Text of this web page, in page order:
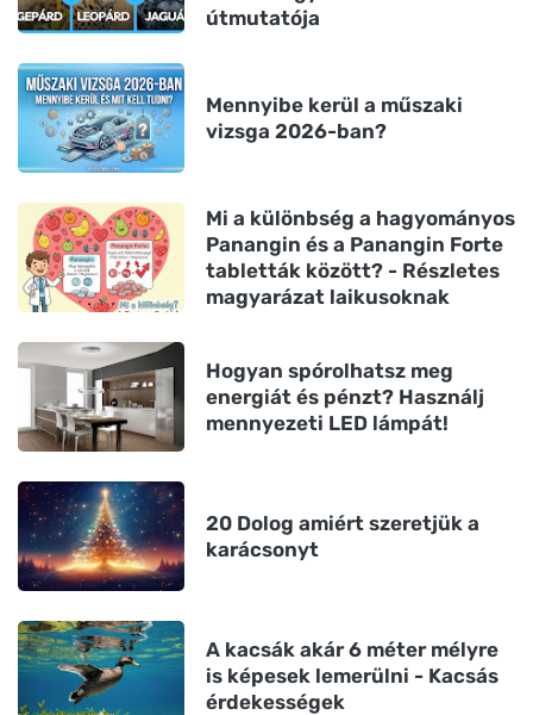
útmutatója
Mennyibe kerül a műszaki
vizsga 2026-ban?
Mi a különbség a hagyományos
Panangin és a Panangin Forte
tabletták között? - Részletes
magyarázat laikusoknak
Hogyan spórolhatsz meg
energiát és pénzt? Használj
mennyezeti LED lámpát!
20 Dolog amiért szeretjük a
karácsonyt
A kacsák akár 6 méter mélyre
is képesek lemerülni - Kacsás
érdekességek